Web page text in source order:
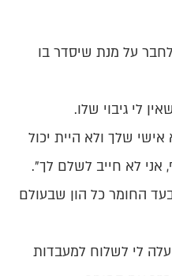
על מנת שיסדר בו
לי גיבוי שלו.
שלך ולא היית יכול
אני לא חייב לשלם לך".
החומר כל הון שבעולם
לי לשלוח למעבדות